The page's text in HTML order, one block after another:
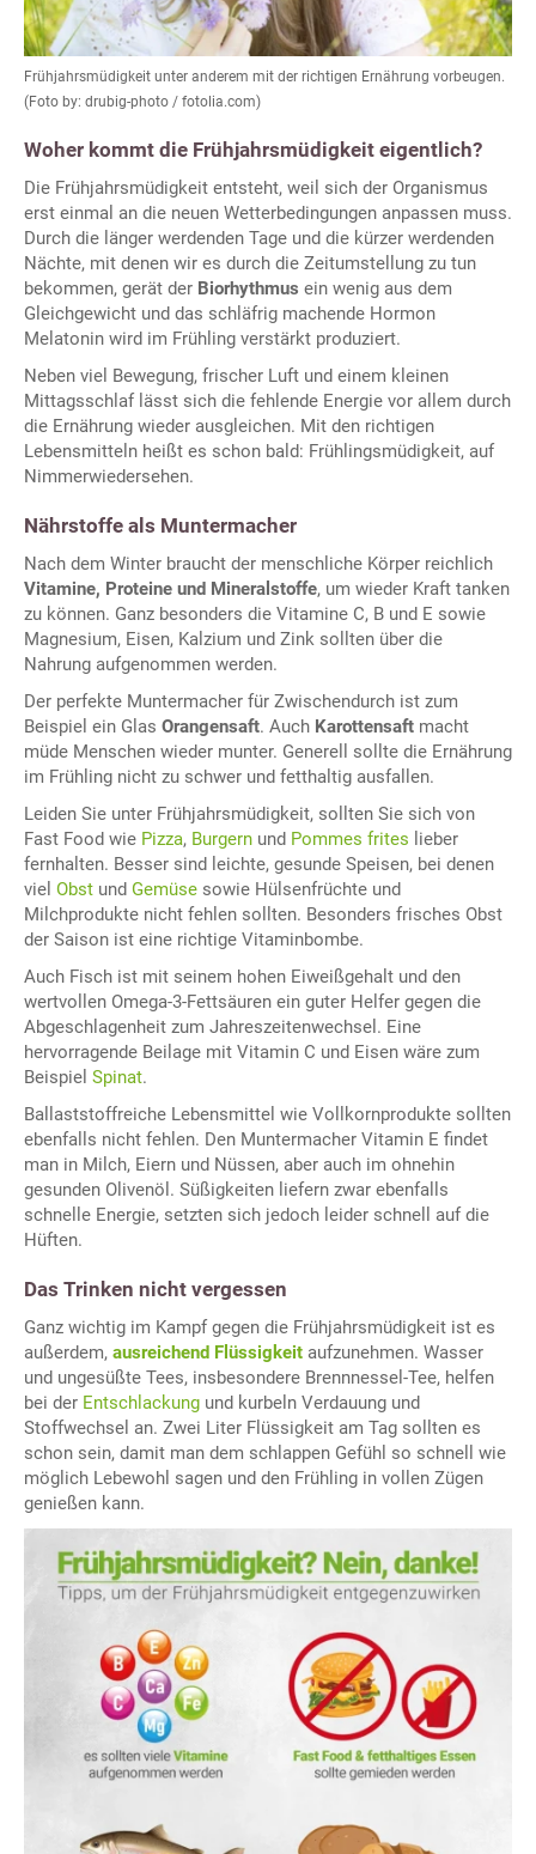
Frühjahrsmüdigkeit unter anderem mit der richtigen Ernährung vorbeugen.
(Foto by: drubig-photo / fotolia.com)
Woher kommt die Frühjahrsmüdigkeit eigentlich?
Die Frühjahrsmüdigkeit entsteht, weil sich der Organismus
erst einmal an die neuen Wetterbedingungen anpassen muss.
Durch die länger werdenden Tage und die kürzer werdenden
Nächte, mit denen wir es durch die Zeitumstellung zu tun
bekommen, gerät der Biorhythmus ein wenig aus dem
Gleichgewicht und das schläfrig machende Hormon
Melatonin wird im Frühling verstärkt produziert.
Neben viel Bewegung, frischer Luft und einem kleinen
Mittagsschlaf lässt sich die fehlende Energie vor allem durch
die Ernährung wieder ausgleichen. Mit den richtigen
Lebensmitteln heißt es schon bald: Frühlingsmüdigkeit, auf
Nimmerwiedersehen.
Nährstoffe als Muntermacher
Nach dem Winter braucht der menschliche Körper reichlich
Vitamine, Proteine und Mineralstoffe, um wieder Kraft tanken
zu können. Ganz besonders die Vitamine C, B und E sowie
Magnesium, Eisen, Kalzium und Zink sollten über die
Nahrung aufgenommen werden.
Der perfekte Muntermacher für Zwischendurch ist zum
Beispiel ein Glas Orangensaft. Auch Karottensaft macht
müde Menschen wieder munter. Generell sollte die Ernährung
im Frühling nicht zu schwer und fetthaltig ausfallen.
Leiden Sie unter Frühjahrsmüdigkeit, sollten Sie sich von
Fast Food wie Pizza, Burgern und Pommes frites lieber
fernhalten. Besser sind leichte, gesunde Speisen, bei denen
viel Obst und Gemüse sowie Hülsenfrüchte und
Milchprodukte nicht fehlen sollten. Besonders frisches Obst
der Saison ist eine richtige Vitaminbombe.
Auch Fisch ist mit seinem hohen Eiweißgehalt und den
wertvollen Omega-3-Fettsäuren ein guter Helfer gegen die
Abgeschlagenheit zum Jahreszeitenwechsel. Eine
hervorragende Beilage mit Vitamin C und Eisen wäre zum
Beispiel Spinat.
Ballaststoffreiche Lebensmittel wie Vollkornprodukte sollten
ebenfalls nicht fehlen. Den Muntermacher Vitamin E findet
man in Milch, Eiern und Nüssen, aber auch im ohnehin
gesunden Olivenöl. Süßigkeiten liefern zwar ebenfalls
schnelle Energie, setzten sich jedoch leider schnell auf die
Hüften.
Das Trinken nicht vergessen
Ganz wichtig im Kampf gegen die Frühjahrsmüdigkeit ist es
außerdem, ausreichend Flüssigkeit aufzunehmen. Wasser
und ungesüßte Tees, insbesondere Brennnessel-Tee, helfen
bei der Entschlackung und kurbeln Verdauung und
Stoffwechsel an. Zwei Liter Flüssigkeit am Tag sollten es
schon sein, damit man dem schlappen Gefühl so schnell wie
möglich Lebewohl sagen und den Frühling in vollen Zügen
genießen kann.